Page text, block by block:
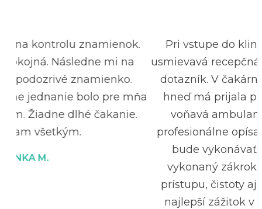
Pri vstupe do kliniky Vás privíta veľmi milá
usmievavá recepčná nechá vás vyplniť
dotazník. V čakárni som strávil asi 3 minútky
hneď má prijala pani doktorka. Krásna čistá
voňavá ambulancia pani doktorka veľmi
profesionálne opísala a vysvetlila zákrok
bude vykonávať. Absolútne bezbolestne
vykonaný zákrok. Za mna z pohľadu času,
prístupu, čistoty aj vykonanej operácie zatiaľ
najlepší zážitok v zdravotníckom zariadení.